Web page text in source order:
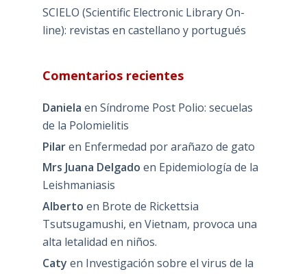
SCIELO (Scientific Electronic Library On-
line): revistas en castellano y portugués
Comentarios recientes
Daniela en Síndrome Post Polio: secuelas
de la Polomielitis
Pilaren Enfermedad por arañazo de gato
Mrs Juana Delgado en Epidemiología de la
Leishmaniasis
Alberto en Brote de Rickettsia
Tsutsugamushi, en Vietnam, provoca una
alta letalidad en niños.
Caty en Investigación sobre el virus de la